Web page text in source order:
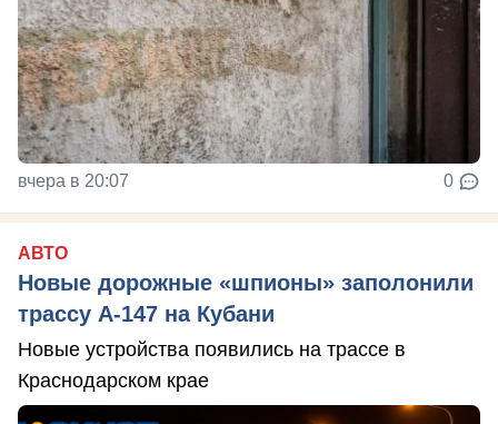
вчера в 20:07 0
АВТО
Новые дорожные «шпионы» заполонили
трассу А-147 на Кубани
Новые устройства появились на трассе в
Краснодарском крае